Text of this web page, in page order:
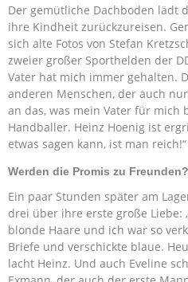
Der gemütliche Dachboden lädt
ihre Kindheit zurückzureisen.
sich alte Fotos von Stefan
zweier großer Sporthelden der
Vater hat mich immer gehalten.
anderen Menschen, der auch
an das, was mein Vater für mich
Handballer. Heinz Hoenig ist
etwas sagen kann, ist man reich!“
Werden die Promis zu Freunden?
Ein paar Stunden später am
drei über ihre erste große Liebe:
blonde Haare und ich war so
Briefe und verschickte blaue.
lacht Heinz. Und auch Eveline